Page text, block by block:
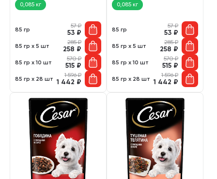
0,085 кг
85 гр
57₽
53 ₽
85 гр х 5 шт
285₽
258 ₽
85 гр х 10 шт
570₽
515 ₽
85 гр х 28 шт
1 596₽
1 442 ₽
0,085 кг
85 гр
57₽
53 ₽
85 гр х 5 шт
285₽
258 ₽
85 гр х 10 шт
570₽
515 ₽
85 гр х 28 шт
1 596₽
1 442 ₽